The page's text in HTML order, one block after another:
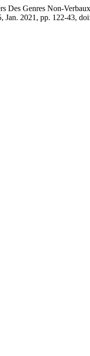
Des Genres Non-
Jan. 2021, pp. 122-43,